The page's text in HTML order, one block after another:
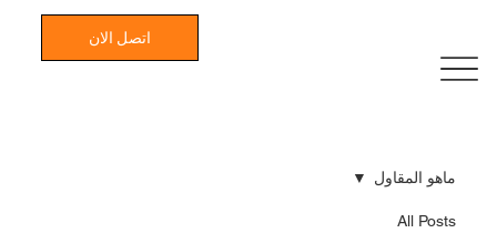
اتصل الان
All Posts
ماهو المقاول